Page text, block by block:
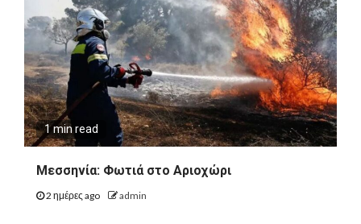
1 min read
Μεσσηνία: Φωτιά στο Αριοχώρι
2 ημέρες ago admin